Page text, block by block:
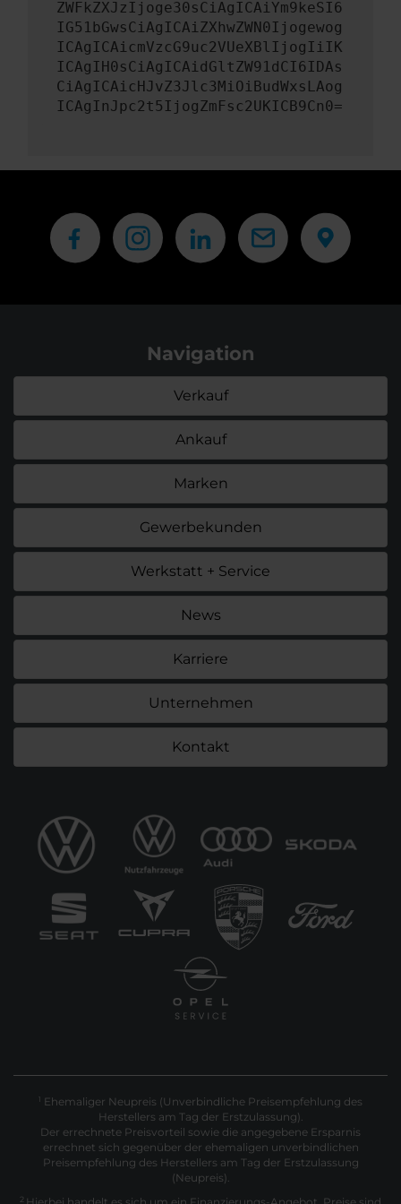
ZWFkZXJzIjoge30sCiAgICAiYm9keSI6
IG51bGwsCiAgICAiZXhwZWN0Ijogewog
ICAgICAicmVzcG9uc2VUeXBlIjogIiIK
ICAgIH0sCiAgICAidGltZW91dCI6IDAs
CiAgICAicHJvZ3Jlc3MiOiBudWxsLAog
ICAgInJpc2t5IjogZmFsc2UKICB9Cn0=
Navigation
Verkauf
Ankauf
Marken
Gewerbekunden
Werkstatt + Service
News
Karriere
Unternehmen
Kontakt
1 Ehemaliger Neupreis (Unverbindliche Preisempfehlung des
Herstellers am Tag der Erstzulassung).
Der errechnete Preisvorteil sowie die angegebene Ersparnis
errechnet sich gegenüber der ehemaligen unverbindlichen
Preisempfehlung des Herstellers am Tag der Erstzulassung
(Neupreis).
2